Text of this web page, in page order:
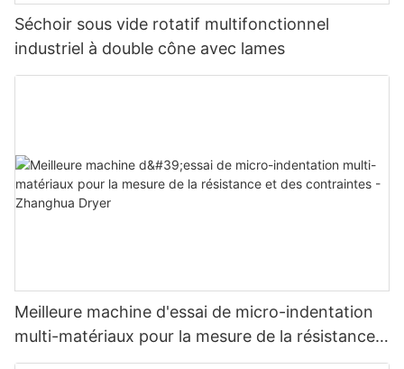
Séchoir sous vide rotatif multifonctionnel
industriel à double cône avec lames
Meilleure machine d'essai de micro-indentation
multi-matériaux pour la mesure de la résistance
et des contraintes - Zhanghua Dryer